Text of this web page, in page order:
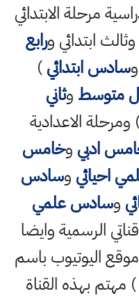
مرحلة الابتدائي
وثالث ابتدائي ورابع
وسادس ابتدائي)
متوسط وثاني
ومرحلة الاعدادية
ادبي وخامس
احيائي وسادس
وسادس علمي
الرسمية وايضا
اليوتيوب باسم
( احمد مهدي Gaming ) مهتم بهذه القناة